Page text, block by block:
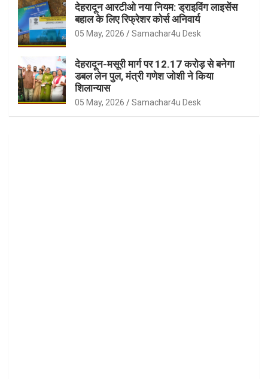
देहरादून आरटीओ नया नियम: ड्राइविंग लाइसेंस
बहाल के लिए रिफ्रेशर कोर्स अनिवार्य
05 May, 2026 Samachar4u Desk
देहरादून-मसूरी मार्ग पर 12.17 करोड़ से बनेगा
डबल लेन पुल, मंत्री गणेश जोशी ने किया
शिलान्यास
05 May, 2026 Samachar4u Desk